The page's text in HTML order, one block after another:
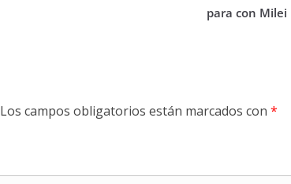
para con Milei
Los campos obligatorios están marcados con *